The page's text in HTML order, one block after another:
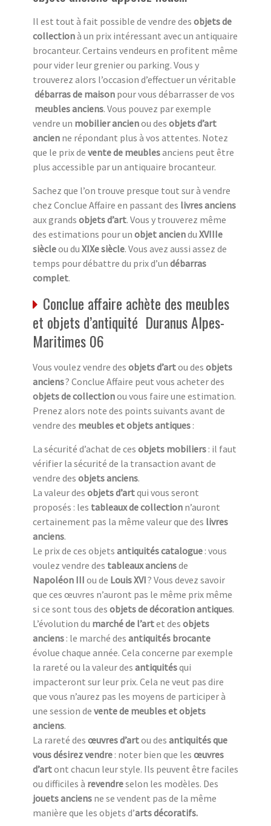
Il est tout à fait possible de vendre des objets de
collectionà un prix intéressant avec un antiquaire
brocanteur. Certains vendeurs en profitent même
pour vider leur grenier ou parking. Vous y
trouverez alors l’occasion d’effectuer un véritable
débarras de maison pour vous débarrasser de vos
meubles anciens. Vous pouvez par exemple
vendre un mobilier ancienou des objets d’art
ancien ne répondant plus à vos attentes. Notez
que le prix de vente de meublesanciens peut être
plus accessible par un antiquaire brocanteur.
Sachez que l’on trouve presque tout sur à vendre
chez Conclue Affaire en passant des livres anciens
aux grands objets d’art. Vous y trouverez même
des estimations pour un objet anciendu XVIIIe
siècleou du XIXe siècle. Vous avez aussi assez de
temps pour débattre du prix d’un débarras
complet.
Conclue affaire achète des meubles
et objets d’antiquité Duranus Alpes-
Maritimes 06
Vous voulez vendre des objets d’artou des objets
anciens? Conclue Affaire peut vous acheter des
objets de collectionou vous faire une estimation.
Prenez alors note des points suivants avant de
vendre des meubles et objets antiques :
La sécurité d’achat de ces objets mobiliers : il faut
vérifier la sécurité de la transaction avant de
vendre des objets anciens.
La valeur des objets d’artqui vous seront
proposés : les tableaux de collection n’auront
certainement pas la même valeur que des livres
anciens.
Le prix de ces objets antiquités catalogue : vous
voulez vendre des tableaux anciensde
Napoléon III ou de Louis XVI? Vous devez savoir
que ces œuvres n’auront pas le même prix même
si ce sont tous des objets de décoration antiques.
L’évolution du marché de l’artet des objets
anciens : le marché des antiquités brocante
évolue chaque année. Cela concerne par exemple
la rareté ou la valeur des antiquitésqui
impacteront sur leur prix. Cela ne veut pas dire
que vous n’aurez pas les moyens de participer à
une session de vente de meubles et objets
anciens.
La rareté des œuvres d’artou des antiquités que
vous désirez vendre : noter bien que les œuvres
d’artont chacun leur style. Ils peuvent être faciles
ou difficiles à revendreselon les modèles. Des
jouets anciens ne se vendent pas de la même
manière que les objets d’arts décoratifs.